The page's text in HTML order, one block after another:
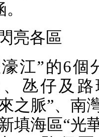
亮各區
江”的6個
氹仔及
之脈”、南
填海區“光